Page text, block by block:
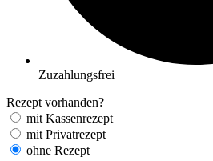
Zuzahlungsfrei
Rezept vorhanden?
mit Kassenrezept
mit Privatrezept
ohne Rezept